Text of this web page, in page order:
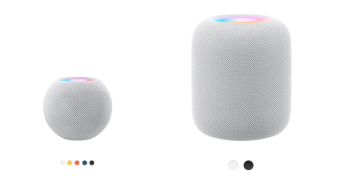
步
了
解
HomePod<